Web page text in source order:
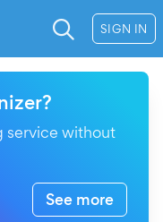
SIGN IN
service without
See more